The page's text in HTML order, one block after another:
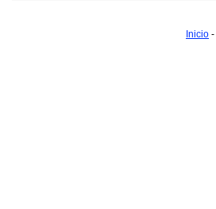
Inicio -